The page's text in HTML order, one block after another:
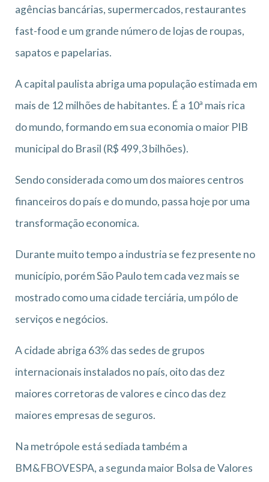
agências bancárias, supermercados, restaurantes
fast-food e um grande número de lojas de roupas,
sapatos e papelarias.
A capital paulista abriga uma população estimada em
mais de 12 milhões de habitantes. É a 10ª mais rica
do mundo, formando em sua economia o maior PIB
municipal do Brasil (R$ 499,3 bilhões).
Sendo considerada como um dos maiores centros
financeiros do país e do mundo, passa hoje por uma
transformação economica.
Durante muito tempo a industria se fez presente no
município, porém São Paulo tem cada vez mais se
mostrado como uma cidade terciária, um pólo de
serviços e negócios.
A cidade abriga 63% das sedes de grupos
internacionais instalados no país, oito das dez
maiores corretoras de valores e cinco das dez
maiores empresas de seguros.
Na metrópole está sediada também a
BM&FBOVESPA, a segunda maior Bolsa de Valores